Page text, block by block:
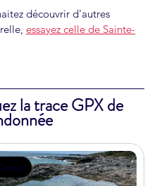
découvrir d'autres
essayez celle de Sainte-
la trace GPX de